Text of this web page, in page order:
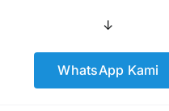
↓
WhatsApp Kami